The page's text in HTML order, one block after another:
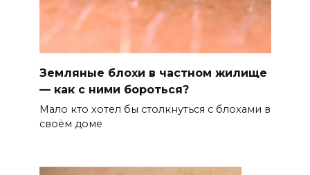
Земляные блохи в частном жилище
— как с ними бороться?
Мало кто хотел бы столкнуться с блохами в
своём доме